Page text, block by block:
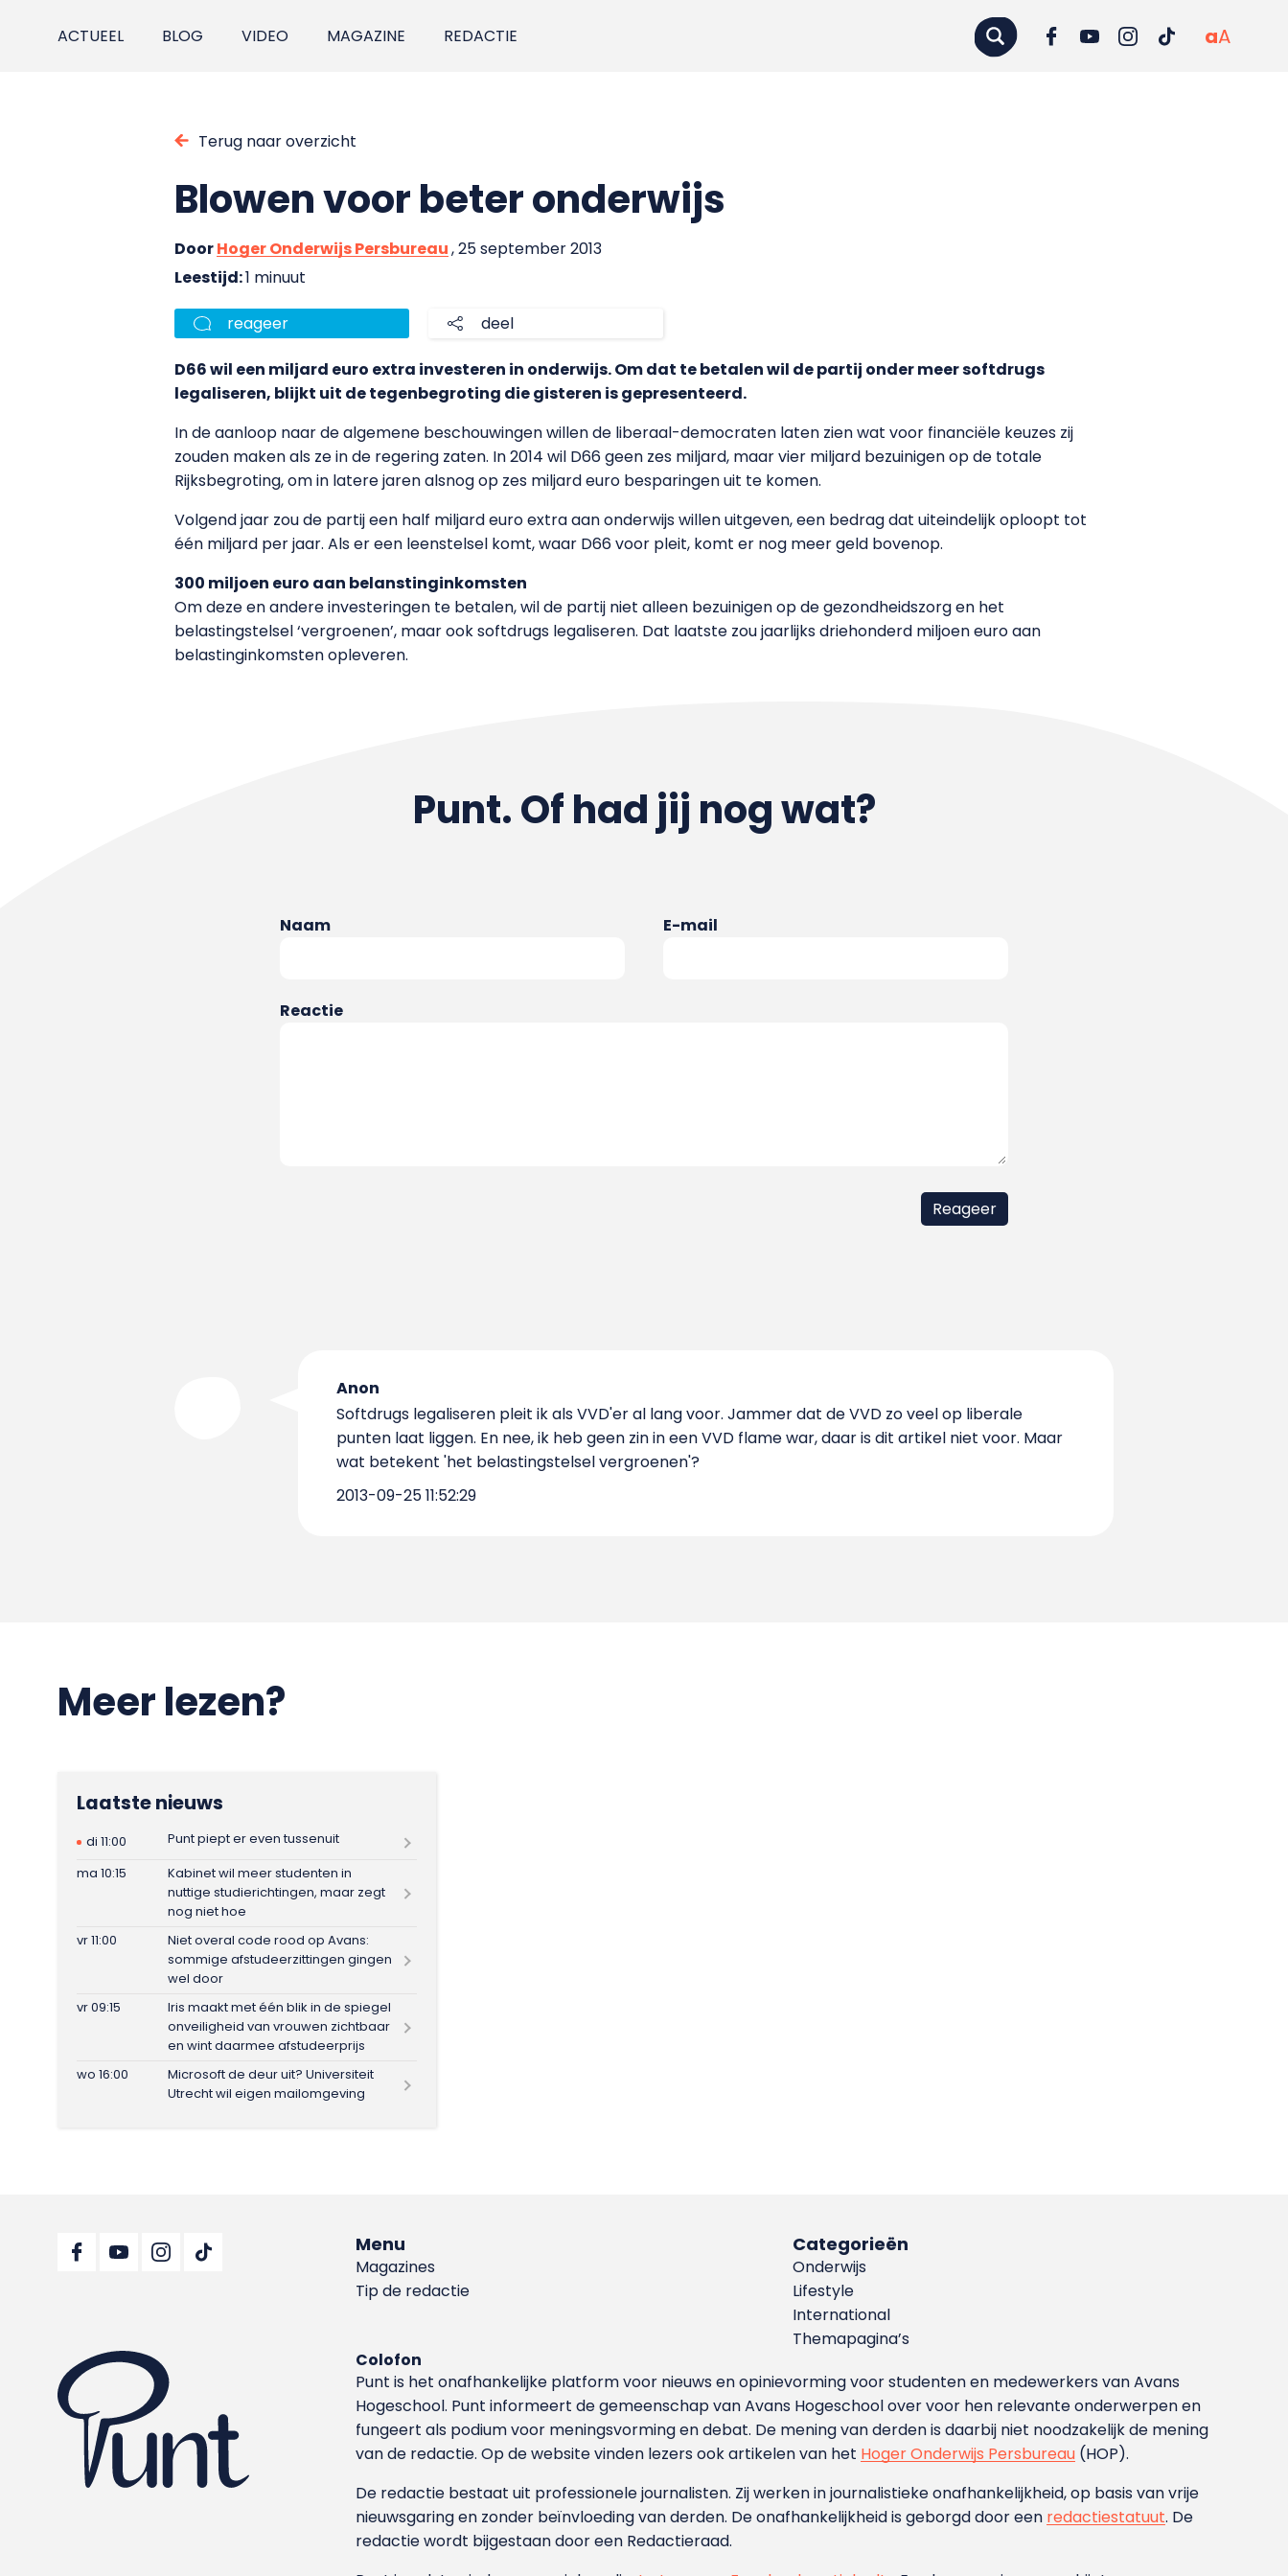
ACTUEEL BLOG VIDEO MAGAZINE REDACTIE aA
Terug naar overzicht
Blowen voor beter onderwijs
DoorHoger Onderwijs Persbureau, 25 september 2013
Leestijd:1 minuut
reageer deel
D66 wil een miljard euro extra investeren in onderwijs. Om dat te betalen wil de partij onder meer softdrugs
legaliseren, blijkt uit de tegenbegroting die gisteren is gepresenteerd.
In de aanloop naar de algemene beschouwingen willen de liberaal-democraten laten zien wat voor financiële keuzes zij
zouden maken als ze in de regering zaten. In 2014 wil D66 geen zes miljard, maar vier miljard bezuinigen op de totale
Rijksbegroting, om in latere jaren alsnog op zes miljard euro besparingen uit te komen.
Volgend jaar zou de partij een half miljard euro extra aan onderwijs willen uitgeven, een bedrag dat uiteindelijk oploopt tot
één miljard per jaar. Als er een leenstelsel komt, waar D66 voor pleit, komt er nog meer geld bovenop.
300 miljoen euro aan belanstinginkomsten
Om deze en andere investeringen te betalen, wil de partij niet alleen bezuinigen op de gezondheidszorg en het
belastingstelsel ‘vergroenen’, maar ook softdrugs legaliseren. Dat laatste zou jaarlijks driehonderd miljoen euro aan
belastinginkomsten opleveren.
Punt. Of had jij nog wat?
Naam E-mail
Reactie
Anon
Softdrugs legaliseren pleit ik als VVD'er al lang voor. Jammer dat de VVD zo veel op liberale
punten laat liggen. En nee, ik heb geen zin in een VVD flame war, daar is dit artikel niet voor. Maar
wat betekent 'het belastingstelsel vergroenen'?
2013-09-25 11:52:29
Meer lezen?
Laatste nieuws
di 11:00
Punt piept er even tussenuit
ma 10:15
Kabinet wil meer studenten in
nuttige studierichtingen, maar zegt
nog niet hoe
vr 11:00
Niet overal code rood op Avans:
sommige afstudeerzittingen gingen
wel door
vr 09:15
Iris maakt met één blik in de spiegel
onveiligheid van vrouwen zichtbaar
en wint daarmee afstudeerprijs
wo 16:00
Microsoft de deur uit? Universiteit
Utrecht wil eigen mailomgeving
Menu
Magazines
Tip de redactie
Categorieën
Onderwijs
Lifestyle
International
Themapagina’s
Colofon
Punt is het onafhankelijke platform voor nieuws en opinievorming voor studenten en medewerkers van Avans
Hoge­school. Punt informeert de gemeenschap van Avans Hogeschool over voor hen relevante onderwerpen en
fungeert als podium voor meningsvorming en debat. De mening van derden is daarbij niet noodzakelijk de mening
van de redactie. Op de website vinden lezers ook artikelen van het Hoger Onderwijs Persbureau (HOP).
De redactie bestaat uit professionele journalisten. Zij werken in journalistieke onafhankelijkheid, op basis van vrije
nieuwsgaring en zonder beïnvloeding van derden. De onafhankelijkheid is geborgd door een redactiestatuut. De
redactie wordt bijgestaan door een Redactieraad.